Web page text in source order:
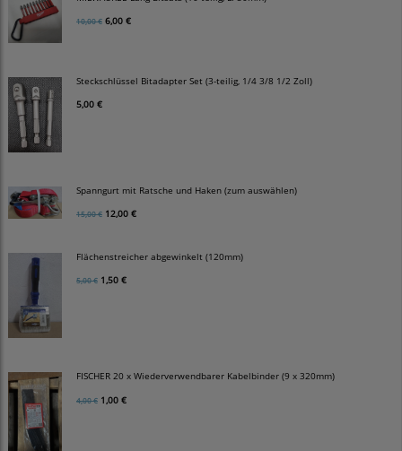
10,00 € 6,00 €
Steckschlüssel Bitadapter Set (3-teilig, 1/4 3/8 1/2 Zoll)
5,00 €
Spanngurt mit Ratsche und Haken (zum auswählen)
15,00 € 12,00 €
Flächenstreicher abgewinkelt (120mm)
5,00 € 1,50 €
FISCHER 20 x Wiederverwendbarer Kabelbinder (9 x 320mm)
4,00 € 1,00 €